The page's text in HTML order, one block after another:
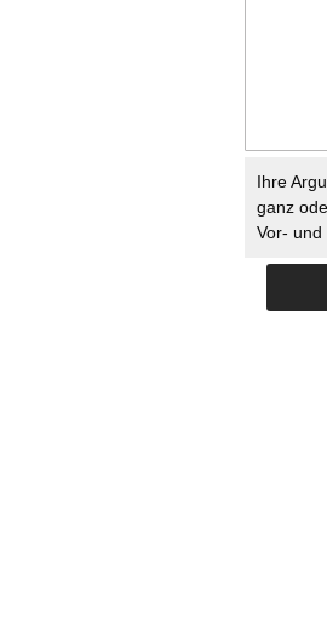
Ihre
ganz
Vor- und